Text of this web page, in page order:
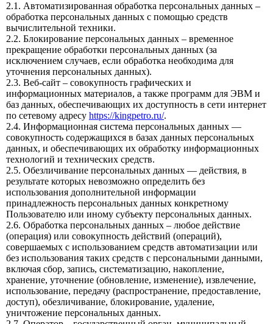
2.1. Автоматизированная обработка персональных данных –
обработка персональных данных с помощью средств
вычислительной техники.
2.2. Блокирование персональных данных – временное
прекращение обработки персональных данных (за
исключением случаев, если обработка необходима для
уточнения персональных данных).
2.3. Веб-сайт – совокупность графических и
информационных материалов, а также программ для ЭВМ и
баз данных, обеспечивающих их доступность в сети интернет
по сетевому адресу https://kingpetro.ru/.
2.4. Информационная система персональных данных —
совокупность содержащихся в базах данных персональных
данных, и обеспечивающих их обработку информационных
технологий и технических средств.
2.5. Обезличивание персональных данных — действия, в
результате которых невозможно определить без
использования дополнительной информации
принадлежность персональных данных конкретному
Пользователю или иному субъекту персональных данных.
2.6. Обработка персональных данных – любое действие
(операция) или совокупность действий (операций),
совершаемых с использованием средств автоматизации или
без использования таких средств с персональными данными,
включая сбор, запись, систематизацию, накопление,
хранение, уточнение (обновление, изменение), извлечение,
использование, передачу (распространение, предоставление,
доступ), обезличивание, блокирование, удаление,
уничтожение персональных данных.